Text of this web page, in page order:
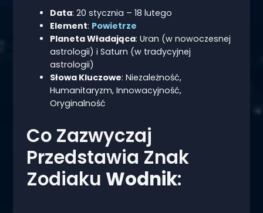
Data: 20 stycznia – 18 lutego
Element: Powietrze
Planeta Władająca: Uran (w nowoczesnej
astrologii) i Saturn (w tradycyjnej
astrologii)
Słowa Kluczowe: Niezależność,
Humanitaryzm, Innowacyjność,
Oryginalność
Co Zazwyczaj
Przedstawia Znak
Zodiaku Wodnik: